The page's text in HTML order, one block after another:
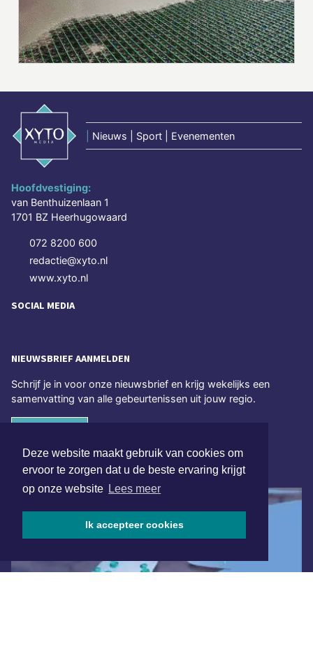
Deze website maakt gebruik van cookies om
ervoor te zorgen dat u de beste ervaring krijgt
op onze website Lees meer
Ik accepteer cookies
Nieuws | Sport | Evenementen
Hoofdvestiging:
van Benthuizenlaan 1
1701 BZ Heerhugowaard
072 8200 600
redactie@xyto.nl
www.xyto.nl
SOCIAL MEDIA
NIEUWSBRIEF AANMELDEN
Schrijf je in voor onze nieuwsbrief en krijg wekelijks een
samenvatting van alle gebeurtenissen uit jouw regio.
ONLINE DAGBLADEN